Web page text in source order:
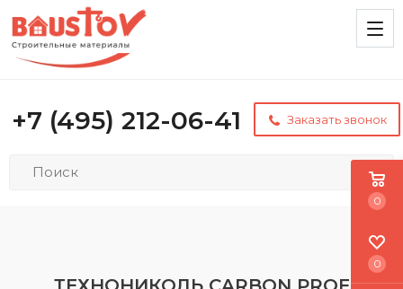
+7 (495) 212-06-41 Заказать звонок
0
0